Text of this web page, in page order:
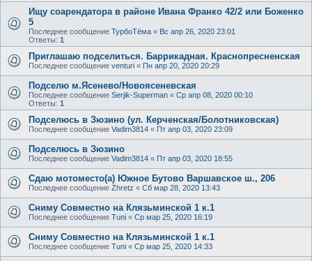
Ищу соарендатора в районе Ивана Франко 42/2 или Боженко
5
Последнее сообщение ТурбоТёма « Вс апр 26, 2020 23:01
Ответы: 1
Приглашаю подселиться. Баррикадная. Краснопресненская
Последнее сообщение venturi « Пн апр 20, 2020 20:29
Подселю м.Ясенево/Новоясеневская
Последнее сообщение Serjik-Superman « Ср апр 08, 2020 00:10
Ответы: 1
Подселюсь в Зюзино (ул. Керченская/Болотниковская)
Последнее сообщение Vadim3814 « Пт апр 03, 2020 23:09
Подселюсь в Зюзино
Последнее сообщение Vadim3814 « Пт апр 03, 2020 18:55
Сдаю мотоместо(а) Южное Бутово Варшавское ш., 206
Последнее сообщение Zhretz « Сб мар 28, 2020 13:43
Сниму Совместно на Клязьминской 1 к.1
Последнее сообщение Tuni « Ср мар 25, 2020 16:19
Сниму Совместно на Клязьминской 1 к.1
Последнее сообщение Tuni « Ср мар 25, 2020 14:33